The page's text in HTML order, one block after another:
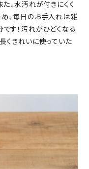
、水汚れが付きにくく
、毎日のお手入れは雑
す！汚れがひどくなる
くきれいに使っていた